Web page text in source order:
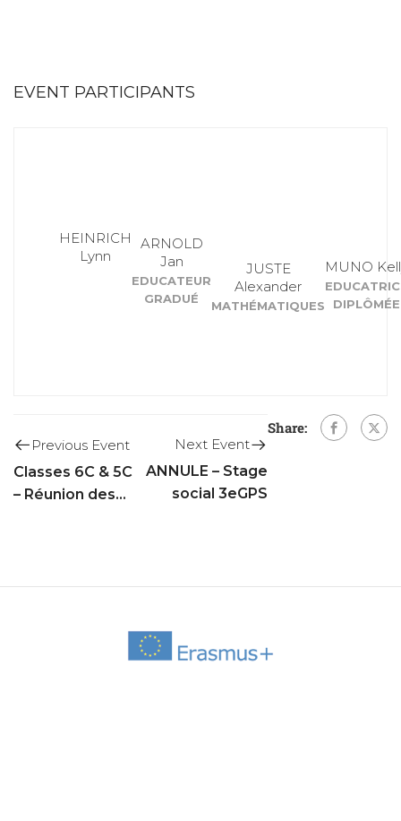
EVENT PARTICIPANTS
HEINRICH
Lynn
ARNOLD
Jan
EDUCATEUR
GRADUÉ
JUSTE
Alexander
MATHÉMATIQUES
MUNO
DIPLÔMÉE
Share:
Previous Event
Classes 6C & 5C
– Réunion des
Next Event
ANNULE – Stage
social 3eGPS